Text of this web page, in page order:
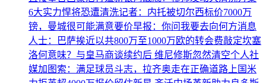
6大实力悍将恐遭清洗记者：内托被切尔西标价7000万
镑，曼城很可能满意要价早报：你问我要去向何方消息
人士：巴萨挨近以共800万至1000万欧的转会费敲定坎塞
洛何意味？与皇马商谈续约后 维尼修斯忽然清空个人社
媒加图索：满足球员斗志，拉齐奥走在正确道路上 国米